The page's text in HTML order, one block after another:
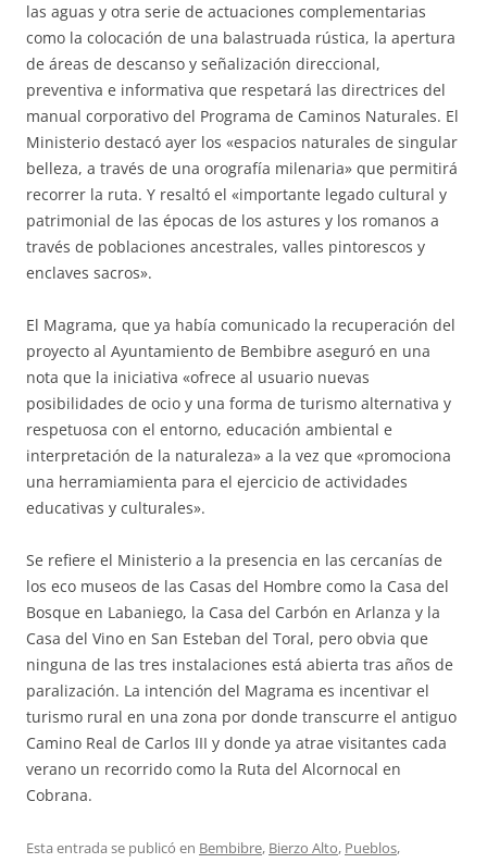
las aguas y otra serie de actuaciones complementarias
como la colocación de una balastruada rústica, la apertura
de áreas de descanso y señalización direccional,
preventiva e informativa que respetará las directrices del
manual corporativo del Programa de Caminos Naturales. El
Ministerio destacó ayer los «espacios naturales de singular
belleza, a través de una orografía milenaria» que permitirá
recorrer la ruta. Y resaltó el «importante legado cultural y
patrimonial de las épocas de los astures y los romanos a
través de poblaciones ancestrales, valles pintorescos y
enclaves sacros».
El Magrama, que ya había comunicado la recuperación del
proyecto al Ayuntamiento de Bembibre aseguró en una
nota que la iniciativa «ofrece al usuario nuevas
posibilidades de ocio y una forma de turismo alternativa y
respetuosa con el entorno, educación ambiental e
interpretación de la naturaleza» a la vez que «promociona
una herramiamienta para el ejercicio de actividades
educativas y culturales».
Se refiere el Ministerio a la presencia en las cercanías de
los eco museos de las Casas del Hombre como la Casa del
Bosque en Labaniego, la Casa del Carbón en Arlanza y la
Casa del Vino en San Esteban del Toral, pero obvia que
ninguna de las tres instalaciones está abierta tras años de
paralización. La intención del Magrama es incentivar el
turismo rural en una zona por donde transcurre el antiguo
Camino Real de Carlos III y donde ya atrae visitantes cada
verano un recorrido como la Ruta del Alcornocal en
Cobrana.
Esta entrada se publicó en Bembibre, Bierzo Alto, Pueblos,